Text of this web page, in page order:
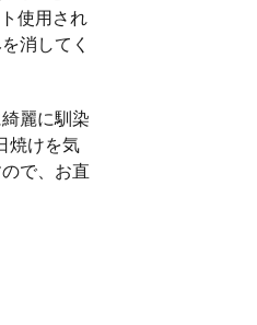
使用され
消してく
麗に馴染
焼けを気
で、お直